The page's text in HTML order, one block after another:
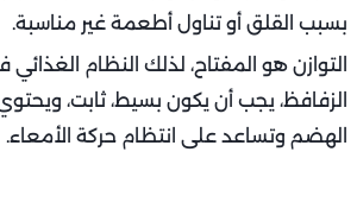
بسبب القلق أو تناول أطعمة غير مناسبة.
التوازن هو المفتاح، لذلك النظام الغذائي
الزفافظ، يجب أن يكون بسيط، ثابت،
الهضم وتساعد على انتظام حركة الأمعاء.